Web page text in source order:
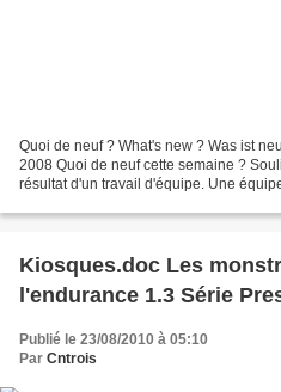
Quoi de neuf ? What's new ? Was ist
2008 Quoi de neuf cette semaine ?
résultat d'un travail d'équipe. Une
Kiosques.doc Les
l'endurance 1.3 Série
Publié le 23/08/2010 à 05:10
Par Cntrois